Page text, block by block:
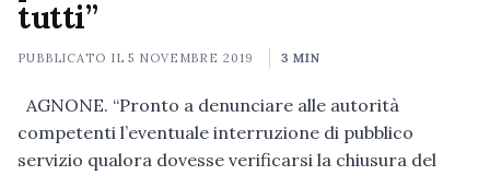
tutti”
PUBBLICATO IL5 NOVEMBRE 2019 3 MIN
AGNONE. “Pronto a denunciare alle autorità
competenti l’eventuale interruzione di pubblico
servizio qualora dovesse verificarsi la chiusura del